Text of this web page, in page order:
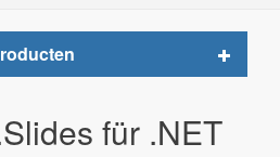
Toggle
für .NET